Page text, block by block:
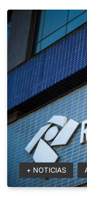
+ NOTICIAS